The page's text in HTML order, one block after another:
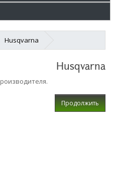
Husqvarna
Husqvarna
Продолжить